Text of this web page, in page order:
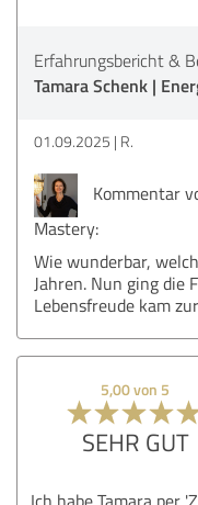
Erfahrungsbericht &
Tamara Schenk |
01.09.2025 R.
Kommentar
Mastery:
Wie wunderbar,
Jahren. Nun ging die
Lebensfreude kam
5,00 von 5
SEHR GUT